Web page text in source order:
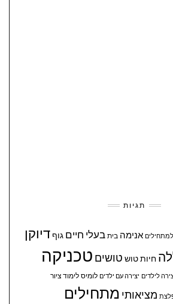
תגיות
אנימה בית בעלי חיים גוףדיוקן
חיותטוש טושים טכניקה
לילדים יצירה עם ילדים לומיס לימוד ציור
מציאותי מתחילים